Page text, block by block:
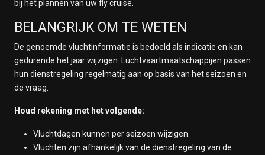
bij het plannen van uw fly cruise.
BELANGRIJK OM TE WETEN
De genoemde vluchtinformatie is bedoeld als indicatie en kan
gedurende het jaar wijzigen. Luchtvaartmaatschappijen passen
hun dienstregeling regelmatig aan op basis van het seizoen en
de vraag.
Houd rekening met het volgende:
Vluchtdagen kunnen per seizoen wijzigen.
Vluchten zijn afhankelijk van de dienstregeling van de